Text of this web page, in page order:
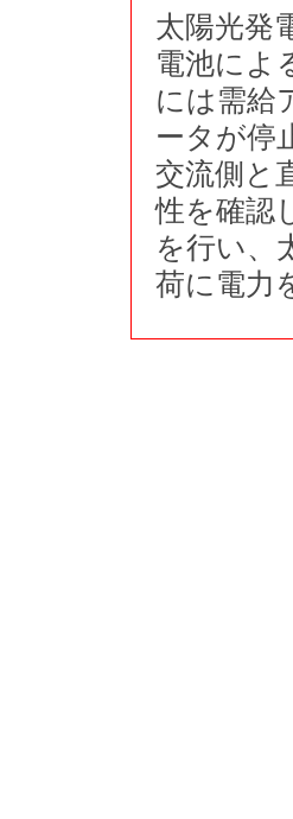
太陽光発
電池によ
には需給
ータが停
交流側と
性を確認
を行い、
荷に電力